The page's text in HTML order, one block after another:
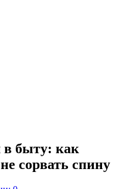
быту: как
сорвать спину